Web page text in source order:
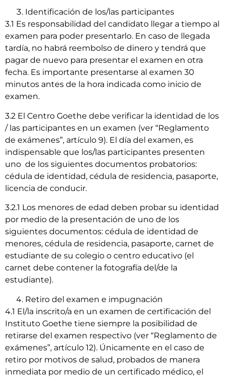
Identificación de los/las participantes
3.1 Es responsabilidad del candidato llegar a tiempo al
examen para poder presentarlo. En caso de llegada
tardía, no habrá reembolso de dinero y tendrá que
pagar de nuevo para presentar el examen en otra
fecha. Es importante presentarse al examen 30
minutos antes de la hora indicada como inicio de
examen.
3.2 El Centro Goethe debe verificar la identidad de los
/ las participantes en un examen (ver “Reglamento
de exámenes”, artículo 9). El día del examen, es
indispensable que los/las participantes presenten
uno de los siguientes documentos probatorios:
cédula de identidad, cédula de residencia, pasaporte,
licencia de conducir.
3.2.1 Los menores de edad deben probar su identidad
por medio de la presentación de uno de los
siguientes documentos: cédula de identidad de
menores, cédula de residencia, pasaporte, carnet de
estudiante de su colegio o centro educativo (el
carnet debe contener la fotografía del/de la
estudiante).
Retiro del examen e impugnación
4.1 El/la inscrito/a en un examen de certificación del
Instituto Goethe tiene siempre la posibilidad de
retirarse del examen respectivo (ver “Reglamento de
exámenes”, artículo 12). Únicamente en el caso de
retiro por motivos de salud, probados de manera
inmediata por medio de un certificado médico, el